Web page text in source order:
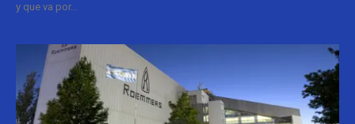
y que va por...